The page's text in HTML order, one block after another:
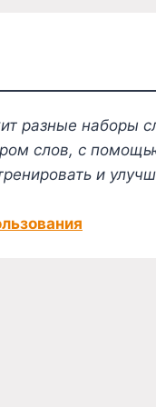
разные наборы
слов, с
и